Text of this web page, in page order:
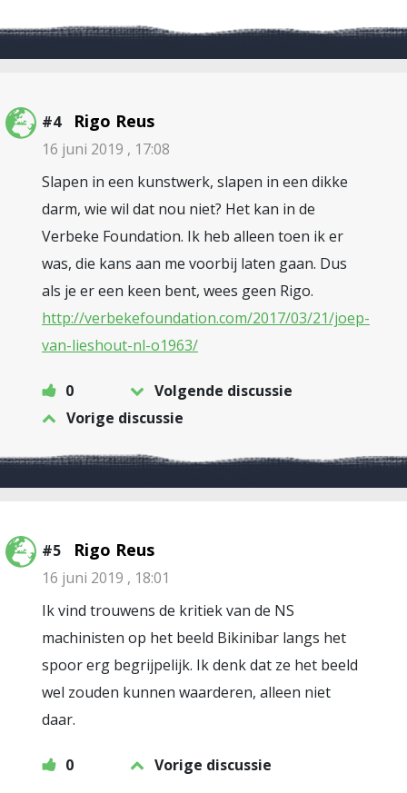
#4 Rigo Reus
16 juni 2019 , 17:08
Slapen in een kunstwerk, slapen in een dikke
darm, wie wil dat nou niet? Het kan in de
Verbeke Foundation. Ik heb alleen toen ik er
was, die kans aan me voorbij laten gaan. Dus
als je er een keen bent, wees geen Rigo.
http://verbekefoundation.com/2017/03/21/joep-
van-lieshout-nl-o1963/
0
Volgende discussie
Vorige discussie
#5 Rigo Reus
16 juni 2019 , 18:01
Ik vind trouwens de kritiek van de NS
machinisten op het beeld Bikinibar langs het
spoor erg begrijpelijk. Ik denk dat ze het beeld
wel zouden kunnen waarderen, alleen niet
daar.
0 Vorige discussie